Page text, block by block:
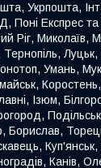
Укрпошта,
Експрес та
Ріг,
Умань,
Ізюм,
Канів,